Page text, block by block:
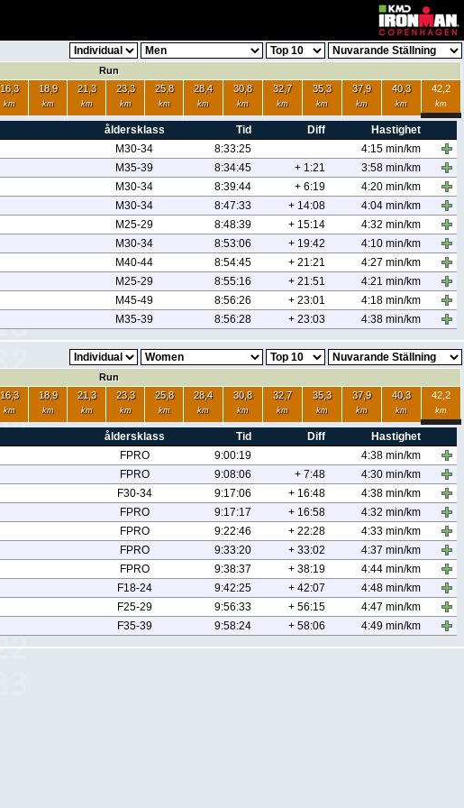
Run
16,3
km
18,9
km
21,3
km
23,3
km
25,8
km
28,4
km
30,8
km
32,7
km
35,3
km
37,9
km
40,3
km
42,2
km
åldersklass Tid Diff
Hastighet
M30-34 8:33:25
4:15 min/km
M35-39 8:34:45 + 1:21
3:58 min/km
M30-34 8:39:44 + 6:19
4:20 min/km
M30-34 8:47:33 + 14:08
4:04 min/km
M25-29 8:48:39 + 15:14
4:32 min/km
M30-34 8:53:06 + 19:42
4:10 min/km
M40-44 8:54:45 + 21:21
4:27 min/km
M25-29 8:55:16 + 21:51
4:21 min/km
M45-49 8:56:26 + 23:01
4:18 min/km
M35-39 8:56:28 + 23:03 4:38 min/km
Run
16,3
km
18,9
km
21,3
km
23,3
km
25,8
km
28,4
km
30,8
km
32,7
km
35,3
km
37,9
km
40,3
km
42,2
km
åldersklass Tid Diff
Hastighet
FPRO 9:00:19
4:38 min/km
FPRO 9:08:06 + 7:48
4:30 min/km
F30-34 9:17:06 + 16:48
4:38 min/km
FPRO 9:17:17 + 16:58
4:32 min/km
FPRO 9:22:46 + 22:28
4:33 min/km
FPRO 9:33:20 + 33:02
4:37 min/km
FPRO 9:38:37 + 38:19
4:44 min/km
F18-24 9:42:25 + 42:07
4:48 min/km
F25-29 9:56:33 + 56:15
4:47 min/km
F35-39 9:58:24 + 58:06 4:49 min/km